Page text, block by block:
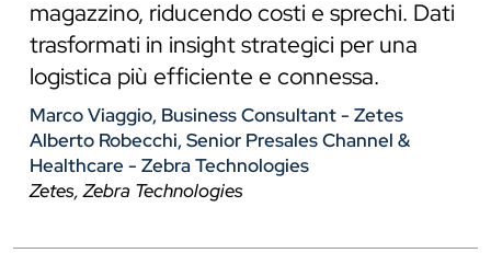
magazzino, riducendo costi e sprechi. Dati
trasformati in insight strategici per una
logistica più efficiente e connessa.
Marco Viaggio, Business Consultant - Zetes
Alberto Robecchi, Senior Presales Channel &
Healthcare - Zebra Technologies
Zetes, Zebra Technologies